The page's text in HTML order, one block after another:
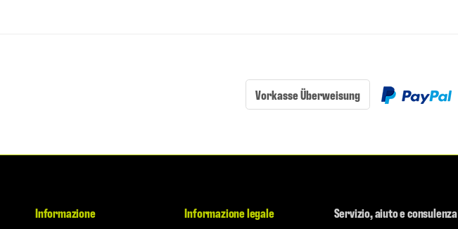
Vorkasse Überweisung
Informazione Informazione legale Servizio, aiuto e consulenza